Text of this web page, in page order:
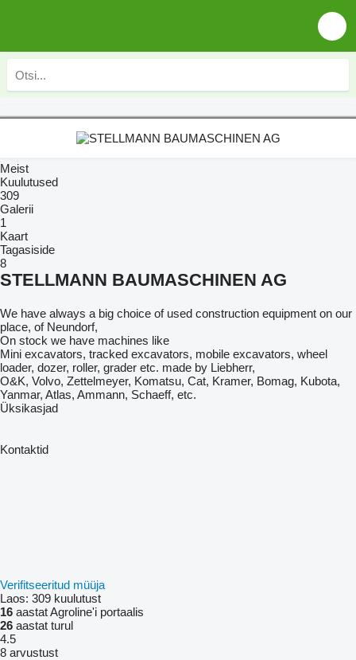
Meist
Kuulutused
309
Galerii
1
Kaart
Tagasiside
8
STELLMANN BAUMASCHINEN AG
We have always a big choice of used construction equipment on our
place, of Neundorf,
On stock we have machines like
Mini excavators, tracked excavators, mobile excavators, wheel
loader, dozer, roller, grader etc. made by Liebherr,
O&K, Volvo, Zettelmeyer, Komatsu, Cat, Kramer, Bomag, Kubota,
Yanmar, Atlas, Ammann, Schaeff, etc.
Üksikasjad
Kontaktid
Verifitseeritud müüja
Laos: 309 kuulutust
16 aastat Agroline'i portaalis
26 aastat turul
4.5
8 arvustust